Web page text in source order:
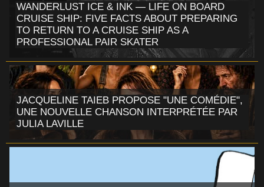
WANDERLUST ICE & INK — LIFE ON BOARD
CRUISE SHIP: FIVE FACTS ABOUT PREPARING
TO RETURN TO A CRUISE SHIP AS A
PROFESSIONAL PAIR SKATER
JACQUELINE TAIEB PROPOSE "UNE COMÉDIE",
UNE NOUVELLE CHANSON INTERPRÉTÉE PAR
JULIA LAVILLE